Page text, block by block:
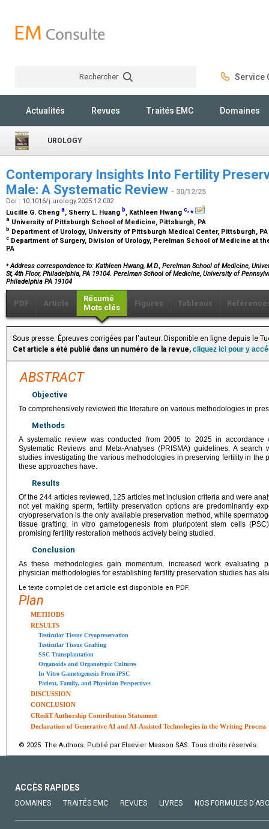
Rechercher Service
Actualités Revues Traités EMC Domaines
UROLOGY
Contemporary Insights Into Fertility
Male: A Systematic Review - 30/12/25
Doi : 10.1016/j.urology.2025.12.002
Lucille G. Cheng a, Sherry L. Huang b, Kathleen Hwang c,⁎
a University of Pittsburgh School of Medicine, Pittsburgh, PA
b Department of Urology, University of Pittsburgh Medical Center, Pittsburgh, PA
c Department of Surgery, Division of Urology, Perelman School of Medicine at
PA
⁎Address correspondence to: Kathleen Hwang, M.D., Perelman School of Medicine,
St, 4th Floor, Philadelphia, PA 19104. Perelman School of Medicine, University of
Philadelphia PA 19104
PDF Article
Résumé
Mots clés
Figures Tableaux
Sous presse. Épreuves corrigées par l'auteur. Disponible en ligne depuis le
Cet article a été publié dans un numéro de la revue, cliquez ici pour y
ABSTRACT
Objective
To comprehensively reviewed the literature on various methodologies in
Methods
A systematic review was conducted from 2005 to 2025 in accordance
Systematic Reviews and Meta-Analyses (PRISMA) guidelines. A
studies investigating the various methodologies in preserving fertility in the
these approaches have.
Results
Of the 244 articles reviewed, 125 articles met inclusion criteria and were
not yet making sperm, fertility preservation options are predominantly
cryopreservation is the only available preservation method, while
tissue grafting, in vitro gametogenesis from pluripotent stem cells
promising fertility restoration methods actively being studied.
Conclusion
As these methodologies gain momentum, increased work evaluating
physician methodologies for establishing fertility preservation studies has
Le texte complet de cet article est disponible en PDF.
Plan
METHODS
RESULTS
Testicular Tissue Cryopreservation
Testicular Tissue Grafting
SSC Transplantation
Organoids and Organotypic Cultures
In Vitro Gametogenesis From iPSC
Patient, Family, and Physician Perspectives
DISCUSSION
CONCLUSION
CRediT Authorship Contribution Statement
Declaration of Generative AI and AI-Assisted Technologies in the Writing Process
© 2025 The Authors. Publié par Elsevier Masson SAS. Tous droits réservés.
ACCÈS RAPIDES
DOMAINES TRAITÉS EMC REVUES LIVRES NOS FORMULES